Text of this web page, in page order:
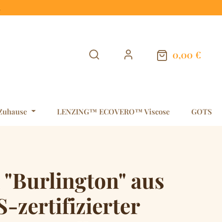
0,00 €
Warenkorb
LENZING™ ECOVERO™ Viscose GOTS
aus
zertifizierter